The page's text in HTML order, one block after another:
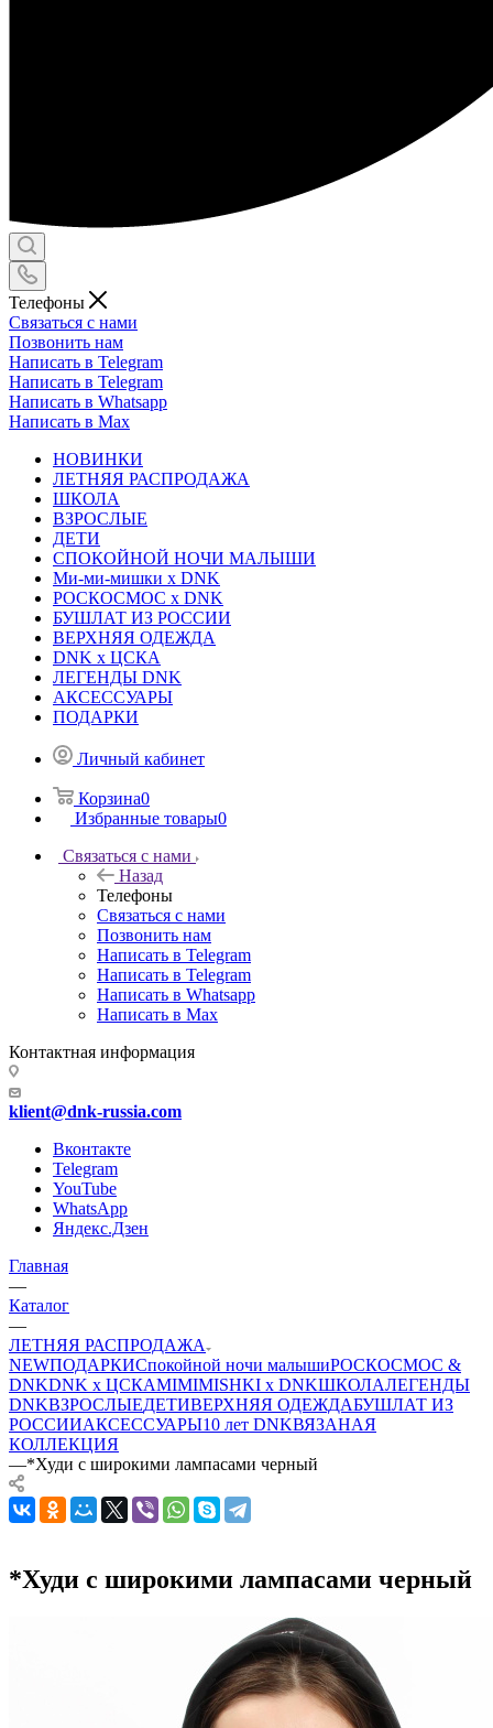
Телефоны
Связаться с нами
Позвонить нам
Написать в Telegram
Написать в Telegram
Написать в Whatsapp
Написать в Max
НОВИНКИ
ЛЕТНЯЯ РАСПРОДАЖА
ШКОЛА
ВЗРОСЛЫЕ
ДЕТИ
СПОКОЙНОЙ НОЧИ МАЛЫШИ
Ми-ми-мишки x DNK
РОСКОСМОС x DNK
БУШЛАТ ИЗ РОССИИ
ВЕРХНЯЯ ОДЕЖДА
DNK x ЦСКА
ЛЕГЕНДЫ DNK
АКСЕССУАРЫ
ПОДАРКИ
Личный кабинет
Корзина0
Избранные товары0
Связаться с нами
Назад
Телефоны
Связаться с нами
Позвонить нам
Написать в Telegram
Написать в Telegram
Написать в Whatsapp
Написать в Max
Контактная информация
klient@dnk-russia.com
Вконтакте
Telegram
YouTube
WhatsApp
Яндекс.Дзен
Главная
—
Каталог
—
ЛЕТНЯЯ РАСПРОДАЖА
NEWПОДАРКИСпокойной ночи малышиРОСКОСМОС &
DNKDNK x ЦСКАMIMIMISHKI x DNKШКОЛАЛЕГЕНДЫ
DNKВЗРОСЛЫЕДЕТИВЕРХНЯЯ ОДЕЖДАБУШЛАТ ИЗ
РОССИИАКСЕССУАРЫ10 лет DNKВЯЗАНАЯ
КОЛЛЕКЦИЯ
—*Худи с широкими лампасами черный
*Худи с широкими лампасами черный